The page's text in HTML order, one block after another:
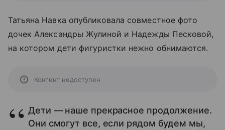
Татьяна Навка опубликовала совместное фото
дочек Александры Жулиной и Надежды Песковой,
на котором дети фигуристки нежно обнимаются.
Контент недоступен
Дети — наше прекрасное продолжение.
Они смогут все, если рядом будем мы,